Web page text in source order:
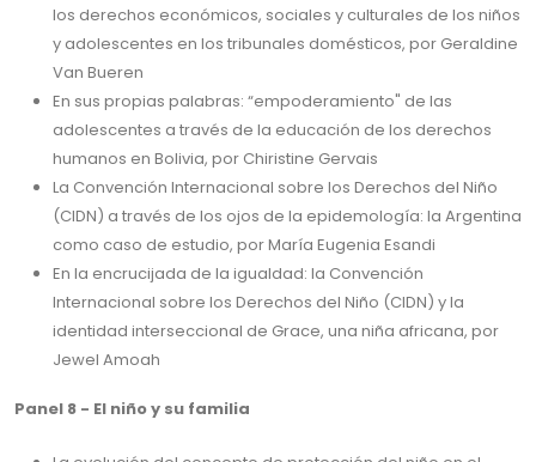
los derechos económicos, sociales y culturales de los niños
y adolescentes en los tribunales domésticos, por Geraldine
Van Bueren
En sus propias palabras: “empoderamiento" de las
adolescentes a través de la educación de los derechos
humanos en Bolivia, por Chiristine Gervais
La Convención Internacional sobre los Derechos del Niño
(CIDN) a través de los ojos de la epidemología: la Argentina
como caso de estudio, por María Eugenia Esandi
En la encrucijada de la igualdad: la Convención
Internacional sobre los Derechos del Niño (CIDN) y la
identidad interseccional de Grace, una niña africana, por
Jewel Amoah
Panel 8 - El niño y su familia